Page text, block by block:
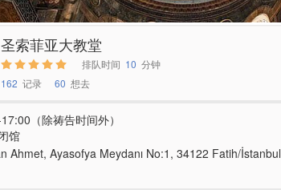
圣索菲亚大教堂
排队时间 10 分钟
162 记录 60 想去
（除祷告时间外）
馆
Ahmet, Ayasofya Meydanı No:1, 34122 Fatih/İstanbul